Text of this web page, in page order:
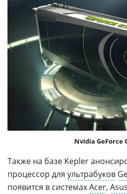
Nvidia GeForce
Также на базе Kepler
процессор для ультрабуков
появится в системахAcer, Asus